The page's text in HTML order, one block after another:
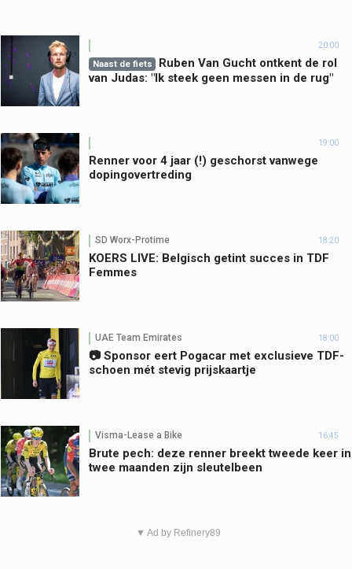
20:00
Naast de fiets
Ruben Van Gucht ontkent de rol
van Judas: "Ik steek geen messen in de rug"
19:00
Renner voor 4 jaar (!) geschorst vanwege
dopingovertreding
SD Worx-Protime 18:20
KOERS LIVE: Belgisch getint succes in TDF
Femmes
UAE Team Emirates 18:00
📷 Sponsor eert Pogacar met exclusieve TDF-
schoen mét stevig prijskaartje
Visma-Lease a Bike 16:45
Brute pech: deze renner breekt tweede keer in
twee maanden zijn sleutelbeen
▼ Ad by Refinery89